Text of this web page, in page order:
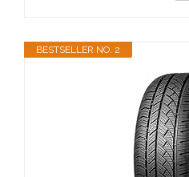
BESTSELLER NO. 2